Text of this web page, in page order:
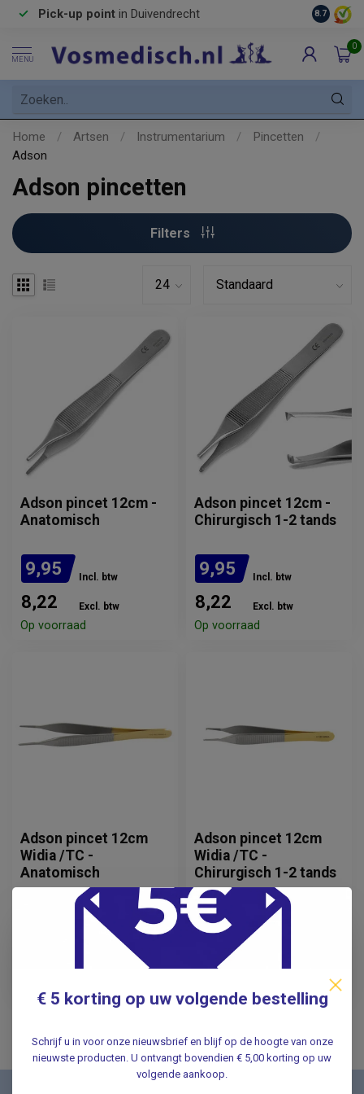
Pick-up point in Duivendrecht 8.7
MENU
0
Home / Artsen / Instrumentarium / Pincetten
/
Adson
Adson pincetten
Filters
Adson pincet 12cm -
Anatomisch
9,95 Incl. btw
8,22 Excl. btw
Op voorraad
Adson pincet 12cm -
Chirurgisch 1-2 tands
9,95 Incl. btw
8,22 Excl. btw
Op voorraad
Adson pincet 12cm
Widia /TC -
Anatomisch
Incl. btw
weken
Adson pincet 12cm
Widia /TC -
Chirurgisch 1-2 tands
28,50
23,55 Excl. btw
Op voorraad
€ 5 korting op uw volgende bestelling
Schrijf u in voor onze nieuwsbrief en blijf op de hoogte van onze
nieuwste producten. U ontvangt bovendien € 5,00 korting op uw
volgende aankoop.